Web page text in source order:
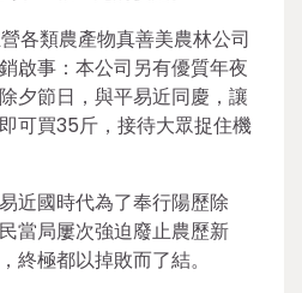
各類農產物真善美農林公司
啟事：本公司另有優質年夜
夕節日，與平易近同慶，讓
可買35斤，接待大眾捉住機
近國時代為了奉行陽歷除
當局屢次強迫廢止農歷新
終極都以掉敗而了結。